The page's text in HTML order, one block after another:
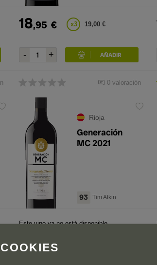
18,95 € x3 19,00 €
0 valoración
Rioja
Generación
MC 2021
93 Tim Atkin
Este vino ya no está disponible
COOKIES